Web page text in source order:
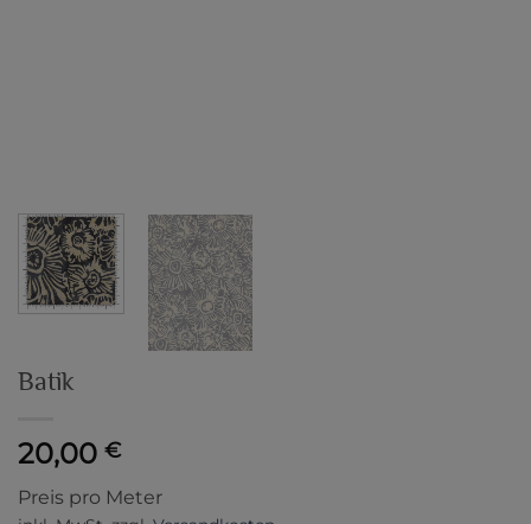
Batik
20,00 €
Preis pro Meter